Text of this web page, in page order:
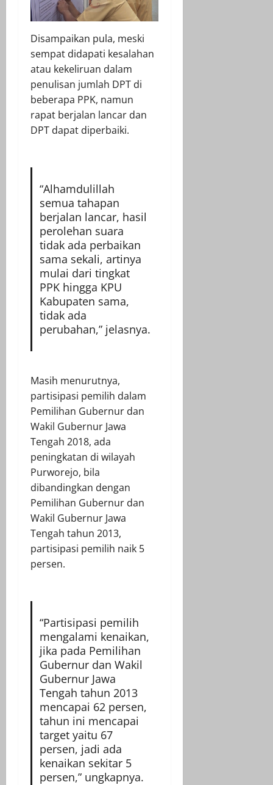
Disampaikan pula, meski
sempat didapati kesalahan
atau kekeliruan dalam
penulisan jumlah DPT di
beberapa PPK, namun
rapat berjalan lancar dan
DPT dapat diperbaiki.
“Alhamdulillah
semua tahapan
berjalan lancar, hasil
perolehan suara
tidak ada perbaikan
sama sekali, artinya
mulai dari tingkat
PPK hingga KPU
Kabupaten sama,
tidak ada
perubahan,” jelasnya.
Masih menurutnya,
partisipasi pemilih dalam
Pemilihan Gubernur dan
Wakil Gubernur Jawa
Tengah 2018, ada
peningkatan di wilayah
Purworejo, bila
dibandingkan dengan
Pemilihan Gubernur dan
Wakil Gubernur Jawa
Tengah tahun 2013,
partisipasi pemilih naik 5
persen.
“Partisipasi pemilih
mengalami kenaikan,
jika pada Pemilihan
Gubernur dan Wakil
Gubernur Jawa
Tengah tahun 2013
mencapai 62 persen,
tahun ini mencapai
target yaitu 67
persen, jadi ada
kenaikan sekitar 5
persen,” ungkapnya.